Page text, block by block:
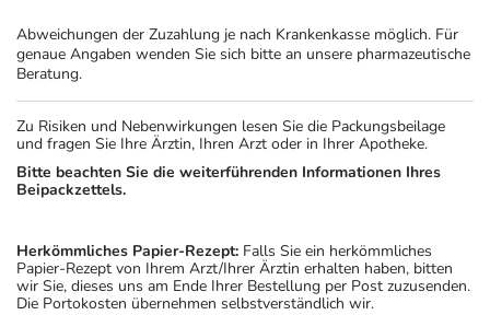
Abweichungen der Zuzahlung je nach Krankenkasse möglich. Für
genaue Angaben wenden Sie sich bitte an unsere pharmazeutische
Beratung.
Zu Risiken und Nebenwirkungen lesen Sie die Packungsbeilage
und fragen Sie Ihre Ärztin, Ihren Arzt oder in Ihrer Apotheke.
Bitte beachten Sie die weiterführenden Informationen Ihres
Beipackzettels.
Herkömmliches Papier-Rezept: Falls Sie ein herkömmliches
Papier-Rezept von Ihrem Arzt/Ihrer Ärztin erhalten haben, bitten
wir Sie, dieses uns am Ende Ihrer Bestellung per Post zuzusenden.
Die Portokosten übernehmen selbstverständlich wir.